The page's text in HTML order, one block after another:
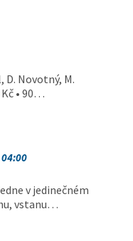
D. Novotný, M.
• 90…
v jedinečném
vstanu…